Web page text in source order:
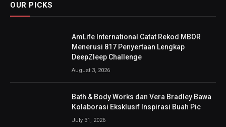
OUR PICKS
AmLife International Catat Rekod MBOR
Menerusi 817 Penyertaan Lengkap
DeepZleep Challenge
August 3, 2026
Bath & Body Works dan Vera Bradley Bawa
Kolaborasi Eksklusif Inspirasi Buah Pic
July 31, 2026